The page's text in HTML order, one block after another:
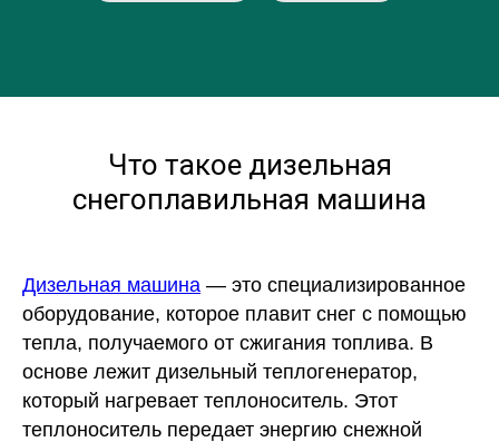
Что такое дизельная
снегоплавильная машина
Дизельная машина — это специализированное
оборудование, которое плавит снег с помощью
тепла, получаемого от сжигания топлива. В
основе лежит дизельный теплогенератор,
который нагревает теплоноситель. Этот
теплоноситель передает энергию снежной